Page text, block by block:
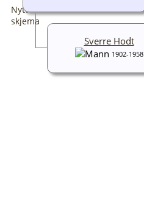
Sverre Hodt
1902-1958